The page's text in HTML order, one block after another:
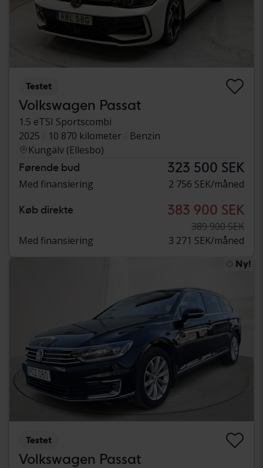
Testet
Volkswagen Passat
1.5 eTSI Sportscombi
2025
10 870 kilometer
Benzin
Kungälv (Ellesbo)
Førende bud 323 500 SEK
Med finansiering 2 756 SEK/måned
Køb direkte 383 900 SEK
389 900 SEK
Med finansiering
3 271 SEK/måned
Ny!
Testet
Volkswagen Passat